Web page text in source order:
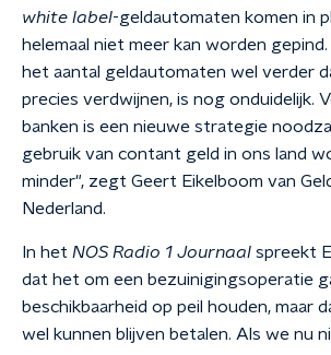
white label-geldautomaten komen in
helemaal niet meer kan worden gepind.
het aantal geldautomaten wel verder
precies verdwijnen, is nog onduidelijk.
banken is een nieuwe strategie
gebruik van contant geld in ons land
minder", zegt Geert Eikelboom van
Nederland.
In het NOS Radio 1 Journaal spreekt
dat het om een bezuinigingsoperatie
beschikbaarheid op peil houden, maar
wel kunnen blijven betalen. Als we nu